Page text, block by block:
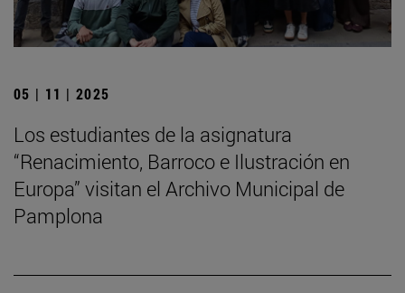
05 | 11 | 2025
Los estudiantes de la asignatura
“Renacimiento, Barroco e Ilustración en
Europa” visitan el Archivo Municipal de
Pamplona